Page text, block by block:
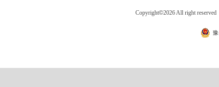
Copyright©2026 All right